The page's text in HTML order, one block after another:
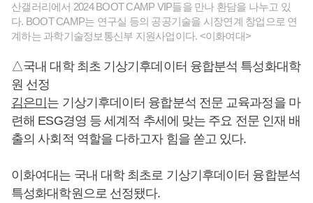
산갤러리에서 2024 BOOT CAMP VIP들을 만나 환담을 나누고 있
다. BOOT CAMP는 연구실 등의 공공기술을 시장연계 창업으로 연
계하는 과학기술정보통신부 지원사업이다. <이화여대>
△국내 대학 최초 기상기후데이터 융합분석 특성화대학
원 선정
김은미 는 기상기후데이터 융합분석 전문 교육과정을 마
련해 ESG경영 등 세계적 추세에 맞는 주요 전문 인재 배
출의 사회적 역할을 다하고자 힘을 쏟고 있다.
이화여대는 국내 대학 최초로 기상기후데이터 융합분석
특성화대학원으로 선정됐다.